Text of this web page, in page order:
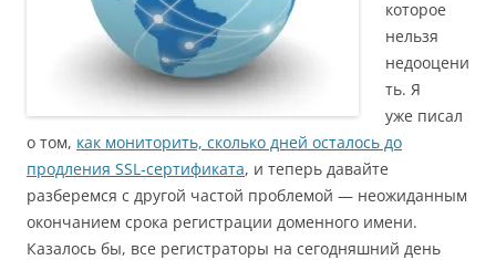
которое
нельзя
недооцени
ть. Я
уже писал
о том, как мониторить, сколько дней осталось до
продления SSL-сертификата, и теперь давайте
разберемся с другой частой проблемой — неожиданным
окончанием срока регистрации доменного имени.
Казалось бы, все регистраторы на сегодняшний день